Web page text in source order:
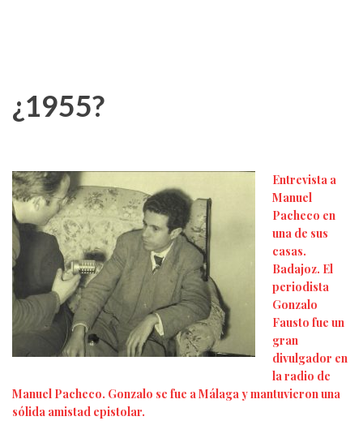
¿1955?
Entrevista a
Manuel
Pacheco en
una de sus
casas.
Badajoz. El
periodista
Gonzalo
Fausto fue un
gran
divulgador en
la radio de
Manuel Pacheco. Gonzalo se fue a Málaga y mantuvieron una
sólida amistad epistolar.